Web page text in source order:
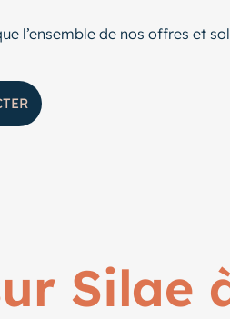
l’ensemble de nos offres et
Silae